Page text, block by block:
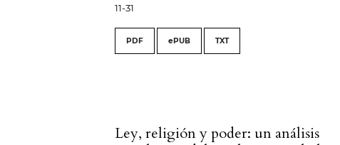
11-31
PDF ePUB TXT
Ley, religión y poder: un análisis